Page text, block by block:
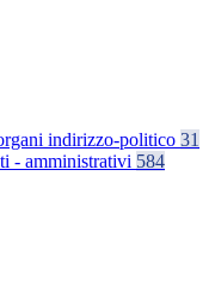
indirizzo-politico 31
- amministrativi 584